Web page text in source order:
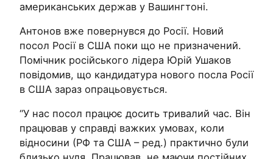
американських держав у Вашингтоні.
Антонов вже повернувся до Росії. Новий
посол Росії в США поки що не призначений.
Помічник російського лідера Юрій Ушаков
повідомив, що кандидатура нового посла Росії
в США зараз опрацьовується.
“У нас посол працює досить тривалий час. Він
працював у справді важких умовах, коли
відносини (РФ та США – ред.) практично були